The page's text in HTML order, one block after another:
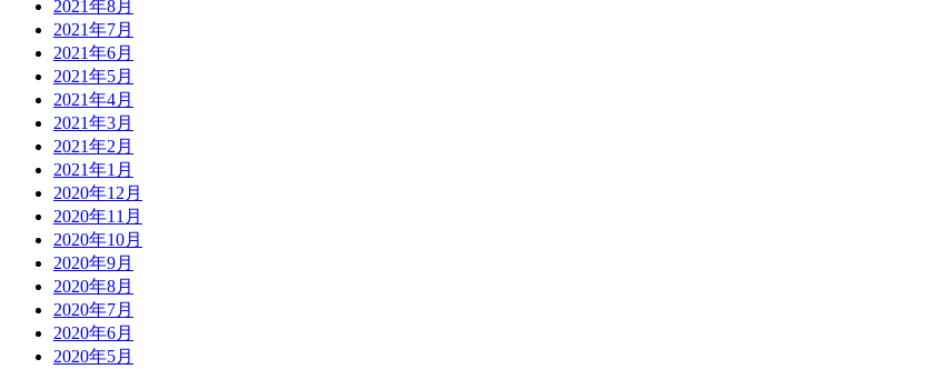
2021年8月
2021年7月
2021年6月
2021年5月
2021年4月
2021年3月
2021年2月
2021年1月
2020年12月
2020年11月
2020年10月
2020年9月
2020年8月
2020年7月
2020年6月
2020年5月